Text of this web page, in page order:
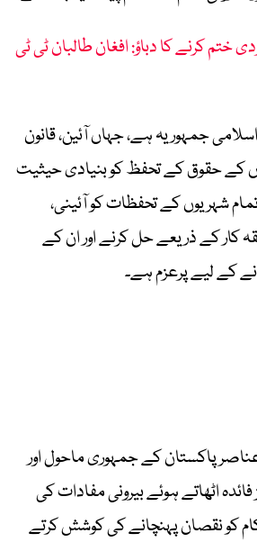
ختم کرنے کا دباؤ: افغان طالبان ٹی ٹی
جمہوریہ ہے، جہاں آئین، قانون
کے حقوق کے تحفظ کو بنیادی حیثیت
شہریوں کے تحفظات کو آئینی،
کار کے ذریعے حل کرنے اور ان کے
کے لیے پرعزم ہے۔
پاکستان کے جمہوری ماحول اور
اٹھاتے ہوئے بیرونی مفادات کی
کو نقصان پہنچانے کی کوشش کرتے